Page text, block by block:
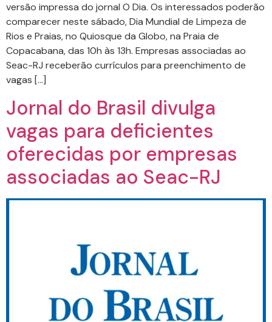
versão impressa do jornal O Dia. Os interessados poderão
comparecer neste sábado, Dia Mundial de Limpeza de
Rios e Praias, no Quiosque da Globo, na Praia de
Copacabana, das 10h às 13h. Empresas associadas ao
Seac-RJ receberão currículos para preenchimento de
vagas […]
Jornal do Brasil divulga
vagas para deficientes
oferecidas por empresas
associadas ao Seac-RJ